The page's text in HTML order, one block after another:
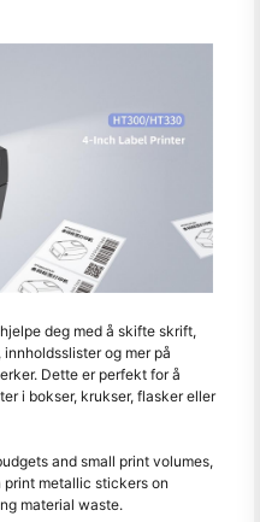
deg med å skifte skrift,
og mer på
Dette er perfekt for å
i bokser, krukser, flasker eller
and small print volumes,
print metallic stickers on
material waste.